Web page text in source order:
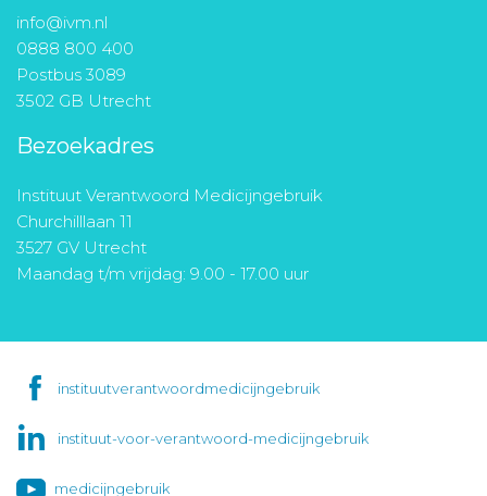
info@ivm.nl
0888 800 400
Postbus 3089
3502 GB Utrecht
Bezoekadres
Instituut Verantwoord Medicijngebruik
Churchilllaan 11
3527 GV Utrecht
Maandag t/m vrijdag: 9.00 - 17.00 uur
instituutverantwoordmedicijngebruik
instituut-voor-verantwoord-medicijngebruik
medicijngebruik